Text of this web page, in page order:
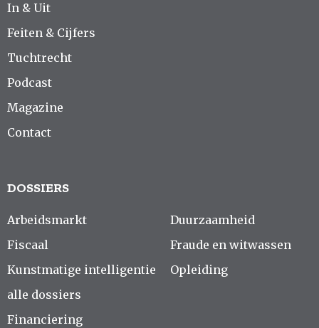
In & Uit
Feiten & Cijfers
Tuchtrecht
Podcast
Magazine
Contact
DOSSIERS
Arbeidsmarkt
Fiscaal
Kunstmatige intelligentie
alle dossiers
Duurzaamheid
Fraude en witwassen
Opleiding
Financiering